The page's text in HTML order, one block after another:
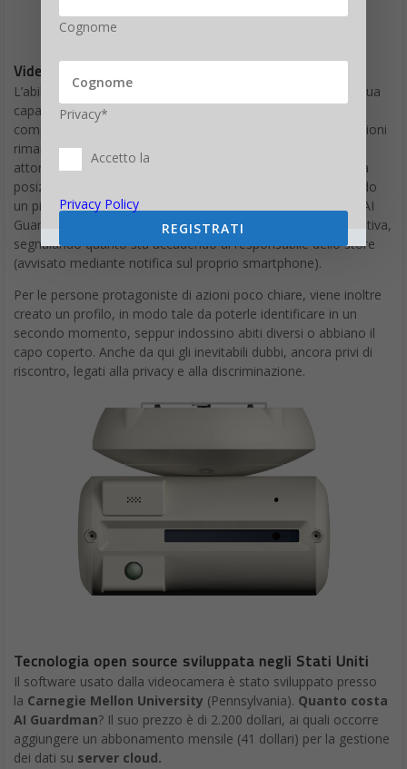
Videosorveglianza innovativa che sfrutta l’AI
L’abilità di questavideocamera innovativa
emerge dalla sua
capacità di individuare, nei minimi dettagli e in modo
completamente automatizzato, atteggiamenti sospetti o azioni
rimandabili a un furto (ad esempio, l’incessante guardarsi
attorno con sospetto di un cliente oppure il suo osservare la
posizione delle videocamere di sorveglianza, magari tradendo
un pizzico di nervosismo). Un’ulteriore nota di merito è che AI
Guardman riesce ad attivarsi in maniera istantanea e preventiva,
segnalando quanto sta accadendo al responsabile dello store
(avvisato mediante notifica sul proprio smartphone).
Per le persone protagoniste di azioni poco chiare, viene inoltre
creato un profilo, in modo tale da poterle identificare in un
secondo momento, seppur indossino abiti diversi o abbiano il
capo coperto. Anche da qui gli inevitabili dubbi, ancora privi di
riscontro, legati alla privacy e alla discriminazione.
Tecnologia open source sviluppata negli Stati Uniti
Il software usato dalla videocamera è stato sviluppato presso
la Carnegie Mellon University (Pennsylvania). Quanto costa
AI Guardman? Il suo prezzo è di 2.200 dollari, ai quali occorre
aggiungere un abbonamento mensile (41 dollari) per la gestione
dei dati su server cloud.
Cognome
Privacy*
Accetto la
Privacy Policy
REGISTRATI